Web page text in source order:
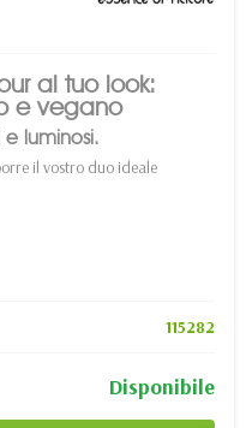
al tuo look:
e vegano
e luminosi.
il vostro duo ideale
115282
Disponibile